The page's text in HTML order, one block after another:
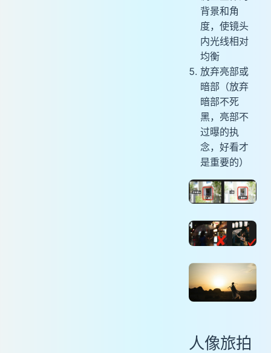
背景和角
度，使镜头
内光线相对
均衡
放弃亮部或
暗部（放弃
暗部不死
黑，亮部不
过曝的执
念，好看才
是重要的）
人像旅拍